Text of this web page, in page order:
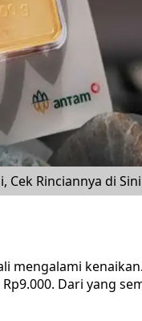
Cek Rinciannya di
mengalami
Dari yang